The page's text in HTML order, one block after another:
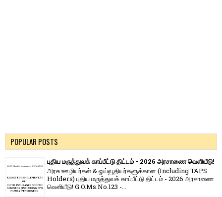
POPULAR POSTS
புதிய மருத்துவக் காப்பீட்டு திட்டம் - 2026 அரசாணை வெளியீடு!
அரசு ஊழியர்கள் & ஓய்வூதியர்களுக்கான (Including TAPS
Holders) புதிய மருத்துவக் காப்பீட்டு திட்டம் - 2026 அரசாணை
வெளியீடு! G.O.Ms.No.123 -...